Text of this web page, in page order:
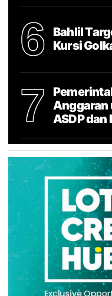
6
Bahlil
Kursi
7
Anggaran
ASDP